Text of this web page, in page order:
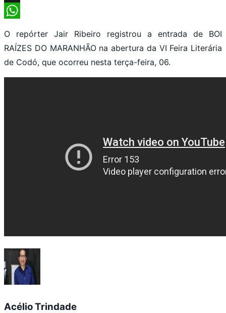
X
O repórter Jair Ribeiro registrou a entrada de BOI
RAÍZES DO MARANHÃO na abertura da VI Feira Literária
de Codó, que ocorreu nesta terça-feira, 06.
Acélio Trindade